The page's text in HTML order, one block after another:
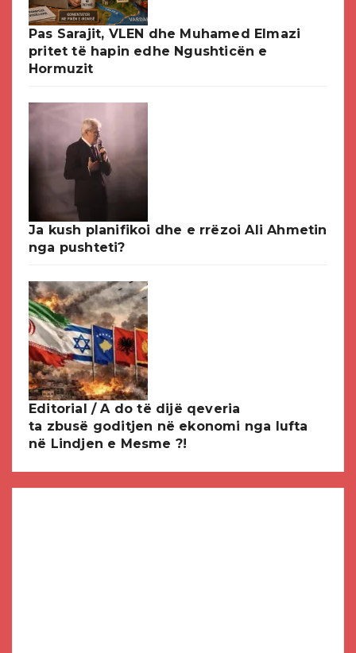
Pas Sarajit, VLEN dhe Muhamed Elmazi
pritet të hapin edhe Ngushticën e
Hormuzit
Ja kush planifikoi dhe e rrëzoi Ali Ahmetin
nga pushteti?
Editorial / A do të dijë qeveria
ta zbusë goditjen në ekonomi nga lufta
në Lindjen e Mesme ?!